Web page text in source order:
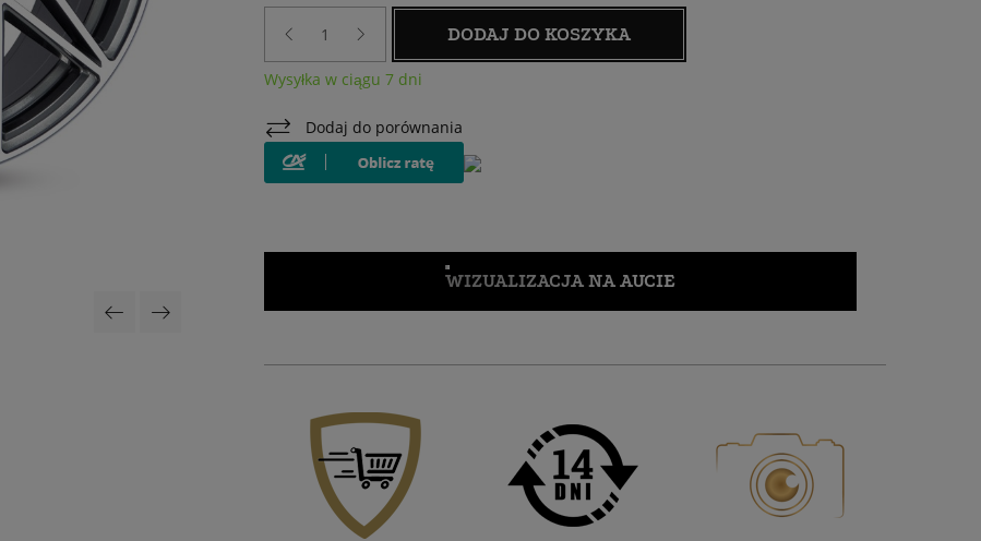
DODAJ DO KOSZYKA
Wysyłka w ciągu 7 dni
Dodaj do porównania
WIZUALIZACJA NA AUCIE